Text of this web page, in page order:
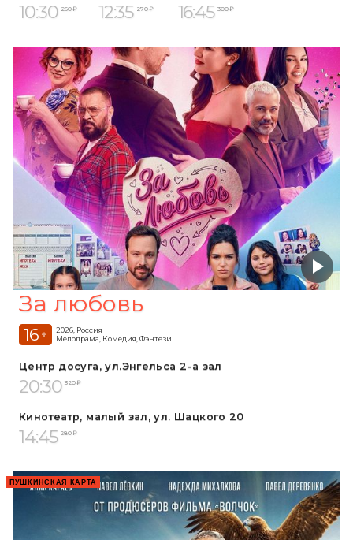
10:30 260 ₽ 12:35 270 ₽ 16:45 300 ₽
За любовь
16 +
2026, Россия
Мелодрама, Комедия, Фэнтези
Центр досуга, ул.Энгельса 2-а зал
20:30 320 ₽
Кинотеатр, малый зал, ул. Шацкого 20
14:45 280 ₽
ПУШКИНСКАЯ КАРТА